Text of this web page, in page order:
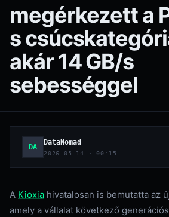
megérkezett a
s
akár 14 GB/s
sebességgel
DA
DataNomad
2026.05.14 · 00:15
A Kioxia hivatalosan is bemutatta az
amely a vállalat következő